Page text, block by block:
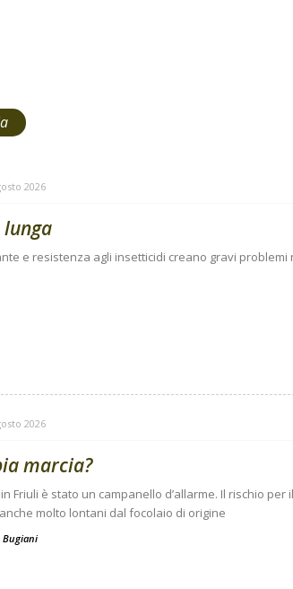
2026
e resistenza agli insetticidi creano gravi problemi
2026
marcia?
Friuli è stato un campanello d’allarme. Il rischio per
molto lontani dal focolaio di origine
Bugiani